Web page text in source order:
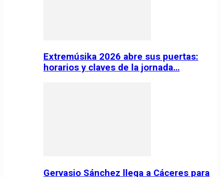
Extremúsika 2026 abre sus puertas:
horarios y claves de la jornada…
Gervasio Sánchez llega a Cáceres para